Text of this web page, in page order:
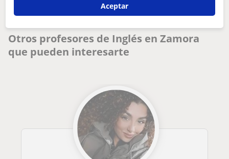
Inglés
Zamora
clases de inglés, con certificado de b2 y experiencia en el ...
Otros profesores de Inglés en Zamora
que pueden interesarte
Aceptar